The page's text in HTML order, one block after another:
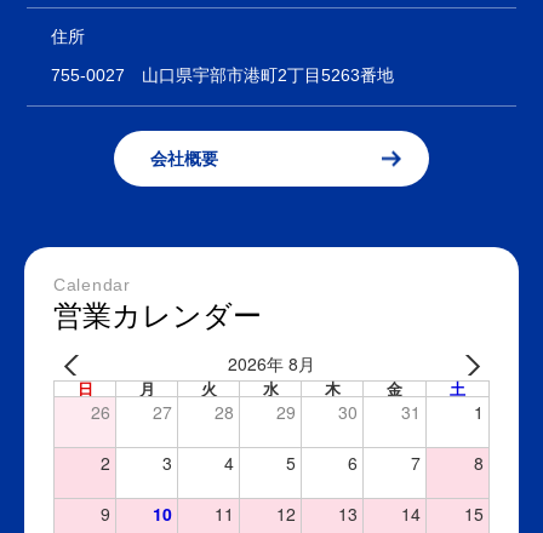
住所
755-0027 山口県宇部市港町2丁目5263番地
会社概要
Calendar
営業カレンダー
2026年 8月
日 月 火 水 木 金 土
26 27 28 29 30 31 1
2 3 4 5 6 7 8
9 10 11 12 13 14 15